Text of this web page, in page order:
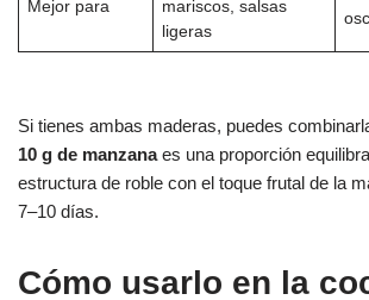
Mejor para
mariscos, salsas
ligeras
Si tienes ambas maderas, puedes
10 g de manzanaes una proporción
estructura de roble con el toque frutal de la
7–10 días.
Cómo usarlo en la